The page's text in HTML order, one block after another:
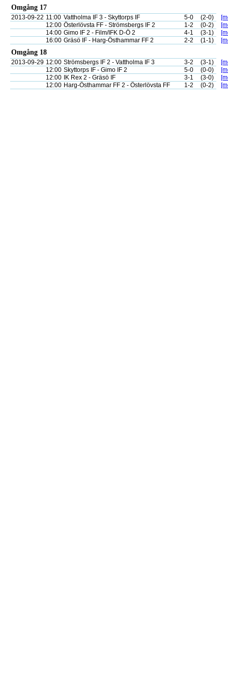
Omgång 17
2013-09-22 11:00 Vattholma IF 3 - Skyttorps IF 5-0 (2-0)
12:00 Österlövsta FF - Strömsbergs IF 2 1-2 (0-2)
14:00 Gimo IF 2 - Film/IFK D-Ö 2 4-1 (3-1)
16:00 Gräsö IF - Harg-Östhammar FF 2 2-2 (1-1)
Omgång 18
2013-09-29 12:00 Strömsbergs IF 2 - Vattholma IF 3 3-2 (3-1)
12:00 Skyttorps IF - Gimo IF 2 5-0 (0-0)
12:00
IK Rex 2 - Gräsö IF 3-1 (3-0)
12:00 Harg-Östhammar FF 2 - Österlövsta FF 1-2 (0-2)